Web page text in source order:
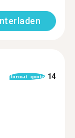
format_quote 14